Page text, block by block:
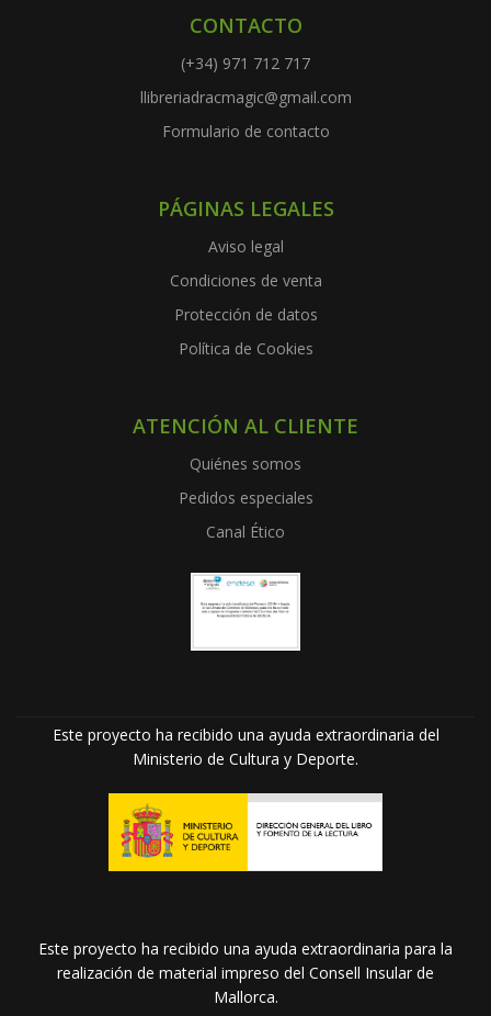
CONTACTO
(+34) 971 712 717
llibreriadracmagic@gmail.com
Formulario de contacto
PÁGINAS LEGALES
Aviso legal
Condiciones de venta
Protección de datos
Política de Cookies
ATENCIÓN AL CLIENTE
Quiénes somos
Pedidos especiales
Canal Ético
Este proyecto ha recibido una ayuda extraordinaria del
Ministerio de Cultura y Deporte.
Este proyecto ha recibido una ayuda extraordinaria para la
realización de material impreso del Consell Insular de
Mallorca.